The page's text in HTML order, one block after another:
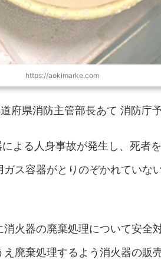
https://aokimarke.com
府県消防主管部長あて 消防庁
よる人身事故が発生し、死者
ス容器がとりのぞかれていな
火器の廃棄処理について安全
廃棄処理するよう消火器の販